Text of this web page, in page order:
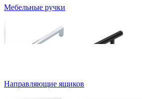
Мебельные ручки
Направляющие ящиков